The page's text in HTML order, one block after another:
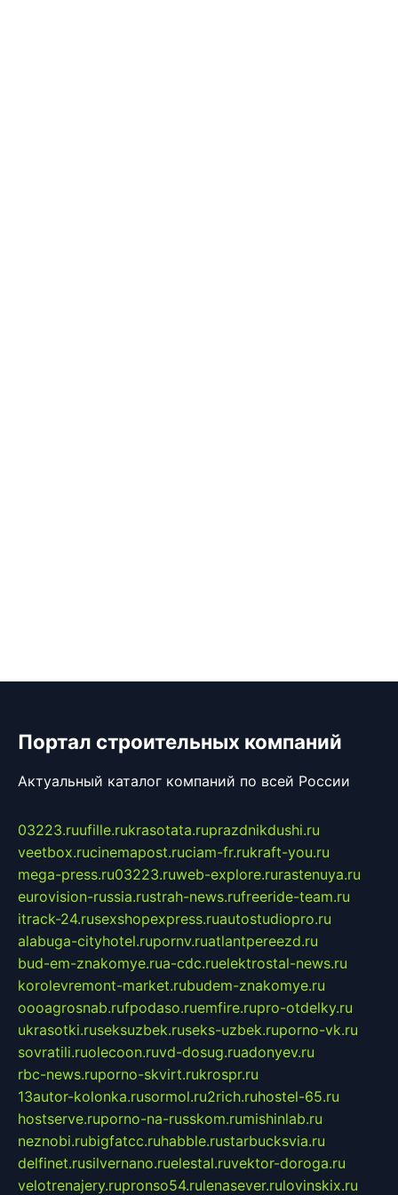
Портал строительных компаний
Актуальный каталог компаний по всей России
03223.ruufille.rukrasotata.ruprazdnikdushi.ru
veetbox.rucinemapost.ruciam-fr.rukraft-you.ru
mega-press.ru03223.ruweb-explore.rurastenuya.ru
eurovision-russia.rustrah-news.rufreeride-team.ru
itrack-24.rusexshopexpress.ruautostudiopro.ru
alabuga-cityhotel.rupornv.ruatlantpereezd.ru
bud-em-znakomye.rua-cdc.ruelektrostal-news.ru
korolevremont-market.rubudem-znakomye.ru
oooagrosnab.rufpodaso.ruemfire.rupro-otdelky.ru
ukrasotki.ruseksuzbek.ruseks-uzbek.ruporno-vk.ru
sovratili.ruolecoon.ruvd-dosug.ruadonyev.ru
rbc-news.ruporno-skvirt.rukrospr.ru
13autor-kolonka.rusormol.ru2rich.ruhostel-65.ru
hostserve.ruporno-na-russkom.rumishinlab.ru
neznobi.rubigfatcc.ruhabble.rustarbucksvia.ru
delfinet.rusilvernano.ruelestal.ruvektor-doroga.ru
velotrenajery.rupronso54.rulenasever.rulovinskix.ru